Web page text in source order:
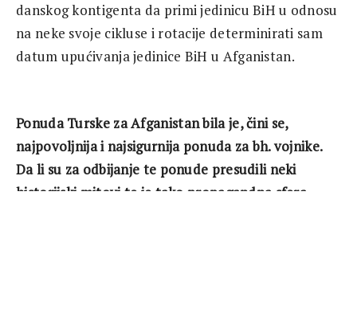
danskog kontigenta da primi jedinicu BiH u odnosu
na neke svoje cikluse i rotacije determinirati sam
datum upućivanja jedinice BiH u Afganistan.
Ponuda Turske za Afganistan bila je, čini se,
najpovoljnija i najsigurnija ponuda za bh. vojnike.
Da li su za odbijanje te ponude presudili neki
historijski mitovi te je tako propagandna sfera